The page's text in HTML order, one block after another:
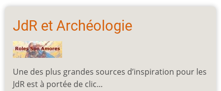
JdR et Archéologie
Une des plus grandes sources d’inspiration pour les
JdR est à portée de clic...